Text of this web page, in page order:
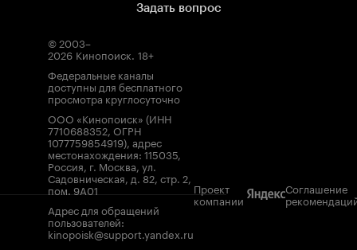
Задать вопрос
© 2003–
2026 Кинопоиск. 18+
Федеральные каналы
доступны для бесплатного
просмотра круглосуточно
ООО «Кинопоиск» (ИНН
7710688352, ОГРН
1077759854919), адрес
местонахождения: 115035,
Россия, г. Москва, ул.
Садовническая, д. 82, стр. 2,
пом. 9А01
Адрес для обращений
пользователей:
kinopoisk@support.yandex.ru
Проект
компании
Соглашение